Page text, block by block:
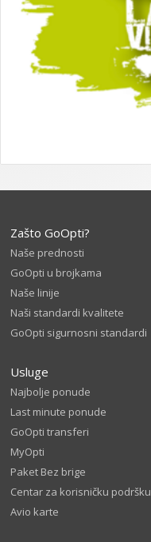
Zašto GoOpti?
Naše prednosti
GoOpti u brojkama
Naše linije
Naši standardi kvalitete
GoOpti sigurnosni standardi
Usluge
Najbolje ponude
Last minute ponude
GoOpti transferi
MyOpti
Paket Bez brige
Centar za korisničku podršku
Avio karte